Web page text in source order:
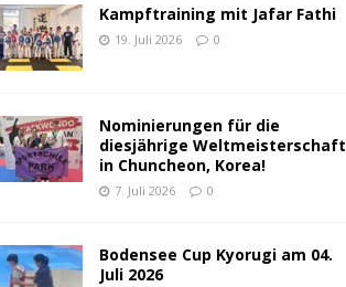
Kampftraining mit Jafar Fathi
19. Juli 2026 0
Nominierungen für die
diesjährige Weltmeisterschaft
in Chuncheon, Korea!
7. Juli 2026 0
Bodensee Cup Kyorugi am 04.
Juli 2026